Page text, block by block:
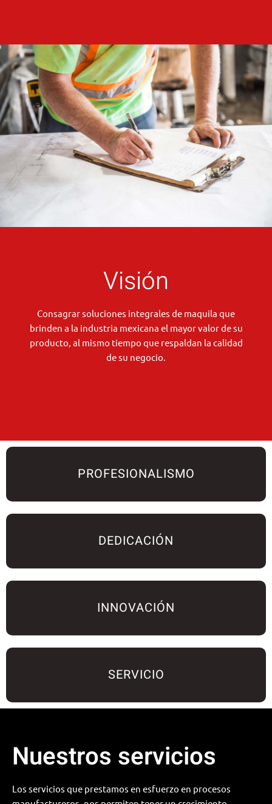
Visión
Consagrar soluciones integrales de maquila que
brinden a la industria mexicana el mayor valor de su
producto, al mismo tiempo que respaldan la calidad
de su negocio.
PROFESIONALISMO
DEDICACIÓN
INNOVACIÓN
SERVICIO
Nuestros servicios
Los servicios que prestamos en esfuerzo en procesos